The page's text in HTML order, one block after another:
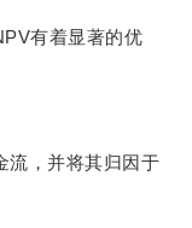
有着显著的优
，并将其归因于